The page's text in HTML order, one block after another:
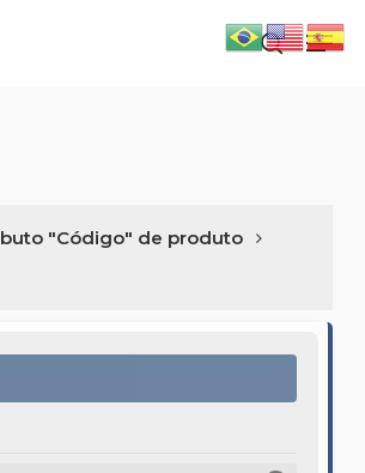
search
"Código" de produto